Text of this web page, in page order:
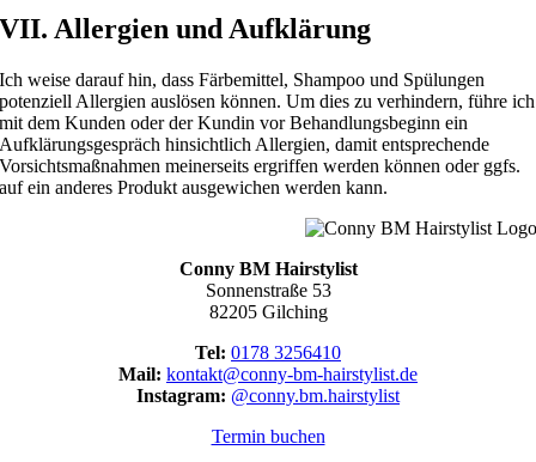
VII. Allergien und Aufklärung
Ich weise darauf hin, dass Färbemittel, Shampoo und Spülungen
potenziell Allergien auslösen können. Um dies zu verhindern, führe ich
mit dem Kunden oder der Kundin vor Behandlungsbeginn ein
Aufklärungsgespräch hinsichtlich Allergien, damit entsprechende
Vorsichtsmaßnahmen meinerseits ergriffen werden können oder ggfs.
auf ein anderes Produkt ausgewichen werden kann.
Conny BM Hairstylist
Sonnenstraße 53
82205 Gilching
Tel: 0178 3256410
Mail: kontakt@conny-bm-hairstylist.de
Instagram: @conny.bm.hairstylist
Termin buchen